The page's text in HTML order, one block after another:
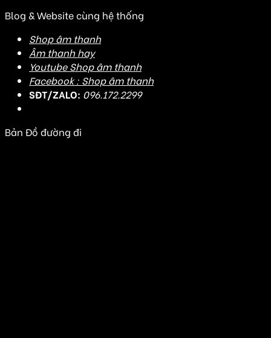
Blog & Website cùng hệ thống
Shop âm thanh
Âm thanh hay
Youtube Shop âm thanh
Facebook : Shop âm thanh
SĐT/ZALO: 096.172.2299
Bản Đồ đường đi